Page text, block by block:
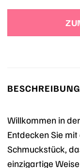
BESCHREIBUNG
Willkommen in
Entdecken Sie
Schmuckstück,
einzigartige